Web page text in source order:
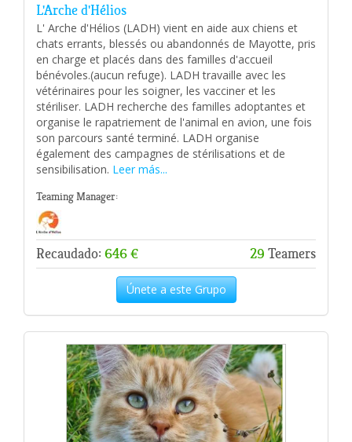
L'Arche d'Hélios
L' Arche d'Hélios (LADH) vient en aide aux chiens et
chats errants, blessés ou abandonnés de Mayotte, pris
en charge et placés dans des familles d'accueil
bénévoles.(aucun refuge). LADH travaille avec les
vétérinaires pour les soigner, les vacciner et les
stériliser. LADH recherche des familles adoptantes et
organise le rapatriement de l'animal en avion, une fois
son parcours santé terminé. LADH organise
également des campagnes de stérilisations et de
sensibilisation. Leer más...
Teaming Manager:
Recaudado: 646 € 29 Teamers
Únete a este Grupo